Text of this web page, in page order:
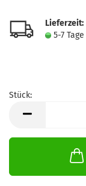
Lieferzeit:
5-7 Tage
Stück: